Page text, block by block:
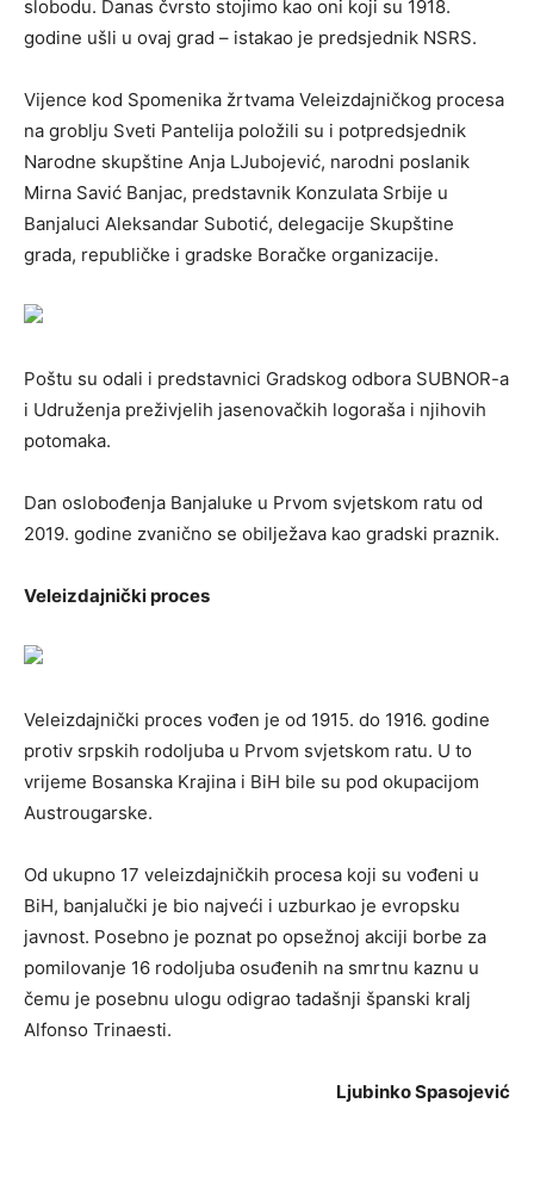
slobodu. Danas čvrsto stojimo kao oni koji su 1918.
godine ušli u ovaj grad – istakao je predsjednik NSRS.
Vijence kod Spomenika žrtvama Veleizdajničkog procesa
na groblju Sveti Pantelija položili su i potpredsjednik
Narodne skupštine Anja LJubojević, narodni poslanik
Mirna Savić Banjac, predstavnik Konzulata Srbije u
Banjaluci Aleksandar Subotić, delegacije Skupštine
grada, republičke i gradske Boračke organizacije.
Poštu su odali i predstavnici Gradskog odbora SUBNOR-a
i Udruženja preživjelih jasenovačkih logoraša i njihovih
potomaka.
Dan oslobođenja Banjaluke u Prvom svjetskom ratu od
2019. godine zvanično se obilježava kao gradski praznik.
Veleizdajnički proces
Veleizdajnički proces vođen je od 1915. do 1916. godine
protiv srpskih rodoljuba u Prvom svjetskom ratu. U to
vrijeme Bosanska Krajina i BiH bile su pod okupacijom
Austrougarske.
Od ukupno 17 veleizdajničkih procesa koji su vođeni u
BiH, banjalučki je bio najveći i uzburkao je evropsku
javnost. Posebno je poznat po opsežnoj akciji borbe za
pomilovanje 16 rodoljuba osuđenih na smrtnu kaznu u
čemu je posebnu ulogu odigrao tadašnji španski kralj
Alfonso Trinaesti.
Ljubinko Spasojević